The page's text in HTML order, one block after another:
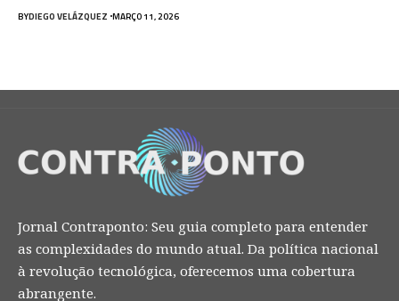
BYDIEGO VELÁZQUEZ MARÇO 11, 2026
Jornal Contraponto: Seu guia completo para entender
as complexidades do mundo atual. Da política nacional
à revolução tecnológica, oferecemos uma cobertura
abrangente.